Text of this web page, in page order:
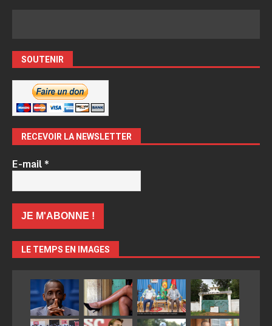
SOUTENIR
RECEVOIR LA NEWSLETTER
E-mail*
LE TEMPS EN IMAGES